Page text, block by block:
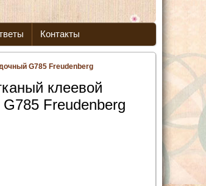
Контакты
G785 Freudenberg
клеевой
Freudenberg